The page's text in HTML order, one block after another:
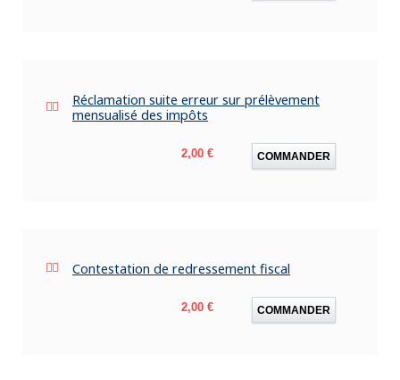
Réclamation suite erreur sur prélèvement
mensualisé des impôts
Prix
2,00 € COMMANDER
Contestation de redressement fiscal
Prix
2,00 € COMMANDER